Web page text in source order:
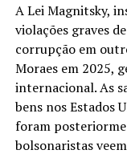
A Lei Magnitsky,
violações graves
corrupção em
Moraes em 2025,
internacional. As
bens nos Estados
foram
bolsonaristas